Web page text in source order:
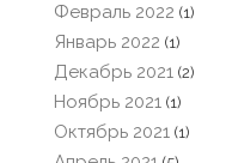
Февраль 2022 (1)
Январь 2022 (1)
Декабрь 2021 (2)
Ноябрь 2021 (1)
Октябрь 2021 (1)